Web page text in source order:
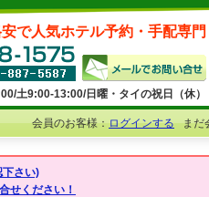
で人気ホテル予約・手配専門
土9:00-13:00/日曜・タイの祝日（休）
会員のお客様：ログインするまだ
下さい)
せください！